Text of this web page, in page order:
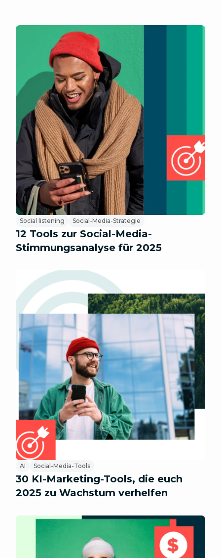
Social listening Social-Media-Strategie
12 Tools zur Social-Media-
Stimmungsanalyse für 2025
AI Social-Media-Tools
30 KI-Marketing-Tools, die euch
2025 zu Wachstum verhelfen